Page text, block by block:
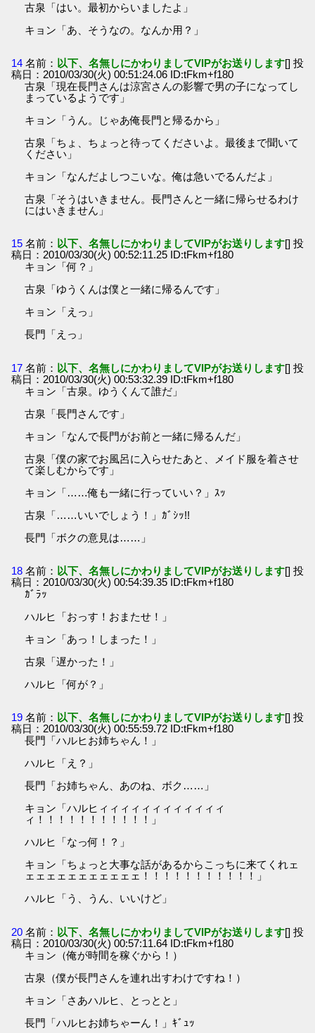
古泉「はい。最初からいましたよ」
キョン「あ、そうなの。なんか用？」
14 名前： 以下、名無しにかわりましてVIPがお送りします[] 投
稿日：2010/03/30(火) 00:51:24.06 ID:tFkm+f180
古泉「現在長門さんは涼宮さんの影響で男の子になってし
まっているようです」
キョン「うん。じゃあ俺長門と帰るから」
古泉「ちょ、ちょっと待ってくださいよ。最後まで聞いて
ください」
キョン「なんだよしつこいな。俺は急いでるんだよ」
古泉「そうはいきません。長門さんと一緒に帰らせるわけ
にはいきません」
15 名前： 以下、名無しにかわりましてVIPがお送りします[] 投
稿日：2010/03/30(火) 00:52:11.25 ID:tFkm+f180
キョン「何？」
古泉「ゆうくんは僕と一緒に帰るんです」
キョン「えっ」
長門「えっ」
17 名前： 以下、名無しにかわりましてVIPがお送りします[] 投
稿日：2010/03/30(火) 00:53:32.39 ID:tFkm+f180
キョン「古泉。ゆうくんて誰だ」
古泉「長門さんです」
キョン「なんで長門がお前と一緒に帰るんだ」
古泉「僕の家でお風呂に入らせたあと、メイド服を着させ
て楽しむからです」
キョン「……俺も一緒に行っていい？」ｽｯ
古泉「……いいでしょう！」ｶﾞｼｯ!!
長門「ボクの意見は……」
18 名前： 以下、名無しにかわりましてVIPがお送りします[] 投
稿日：2010/03/30(火) 00:54:39.35 ID:tFkm+f180
ｶﾞﾗｯ
ハルヒ「おっす！おまたせ！」
キョン「あっ！しまった！」
古泉「遅かった！」
ハルヒ「何が？」
19 名前： 以下、名無しにかわりましてVIPがお送りします[] 投
稿日：2010/03/30(火) 00:55:59.72 ID:tFkm+f180
長門「ハルヒお姉ちゃん！」
ハルヒ「え？」
長門「お姉ちゃん、あのね、ボク……」
キョン「ハルヒィィィィィィィィィィィィ
ィ！！！！！！！！！！！」
ハルヒ「なっ何！？」
キョン「ちょっと大事な話があるからこっちに来てくれェ
ェェェェェェェェェェェ！！！！！！！！！！！」
ハルヒ「う、うん、いいけど」
20 名前： 以下、名無しにかわりましてVIPがお送りします[] 投
稿日：2010/03/30(火) 00:57:11.64 ID:tFkm+f180
キョン（俺が時間を稼ぐから！）
古泉（僕が長門さんを連れ出すわけですね！）
キョン「さあハルヒ、とっとと」
長門「ハルヒお姉ちゃーん！」ｷﾞｭｯ